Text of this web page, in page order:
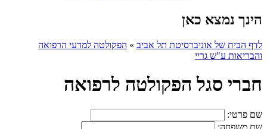
הינך נמצא כאן
לדף הבית של אוניברסיטת תל אביב » הפקולטה למדעי הרפואה
והבריאות ע"ש גריי
חברי סגל הפקולטה לרפואה
שם פרטי:
שם משפחה: